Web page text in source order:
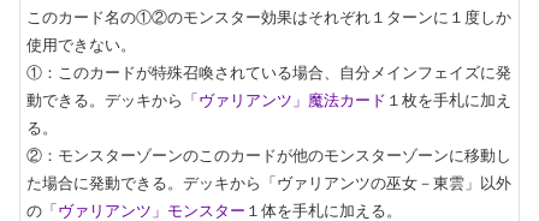
このカード名の①②のモンスター効果はそれぞれ１ターンに１度しか
使用できない。
①：このカードが特殊召喚されている場合、自分メインフェイズに発
動できる。デッキから 「ヴァリアンツ」魔法カード １枚を手札に加え
る。
②：モンスターゾーンのこのカードが他のモンスターゾーンに移動し
た場合に発動できる。デッキから「ヴァリアンツの巫女－東雲」以外
の 「ヴァリアンツ」モンスター １体を手札に加える。